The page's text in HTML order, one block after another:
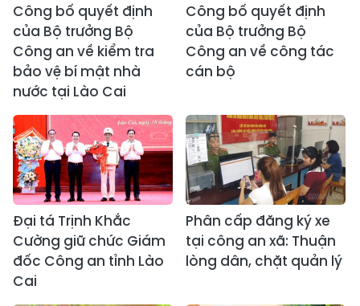
Công bố quyết định
của Bộ trưởng Bộ
Công an về kiểm tra
bảo vệ bí mật nhà
nước tại Lào Cai
Công bố quyết định
của Bộ trưởng Bộ
Công an về công tác
cán bộ
Đại tá Trịnh Khắc
Cường giữ chức Giám
đốc Công an tỉnh Lào
Cai
Phân cấp đăng ký xe
tại công an xã: Thuận
lòng dân, chặt quản lý